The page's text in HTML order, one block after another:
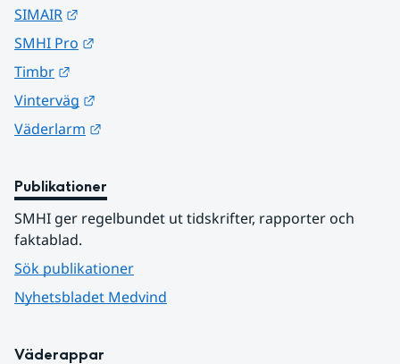
SIMAIR
SMHI Pro
Timbr
Vinterväg
Väderlarm
Publikationer
SMHI ger regelbundet ut tidskrifter, rapporter och
faktablad.
Sök publikationer
Nyhetsbladet Medvind
Väderappar